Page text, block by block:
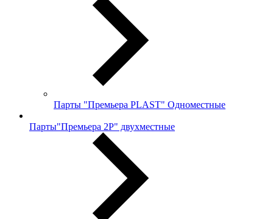
Парты "Премьера PLAST" Одноместные
Парты"Премьера 2Р" двухместные